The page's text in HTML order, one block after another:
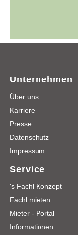
Unternehmen
Über uns
Karriere
Presse
Datenschutz
Impressum
Service
's Fachl Konzept
Fachl mieten
Mieter - Portal
Informationen